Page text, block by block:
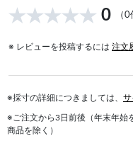
0 （
※ レビューを投稿するには 注文
※採寸の詳細につきましては、 サ
※ご注文から3日前後（年末年始
商品を除く）